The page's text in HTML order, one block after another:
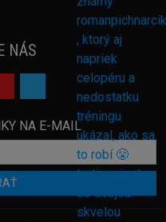
NÁS
NA E-MAIL